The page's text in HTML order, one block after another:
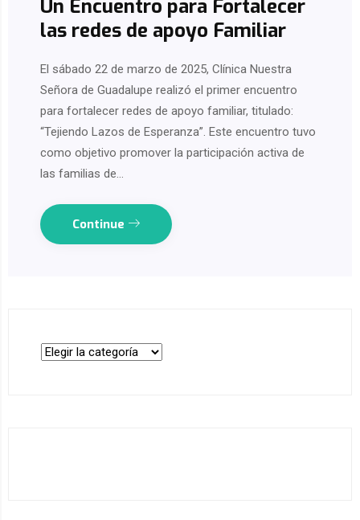
Un Encuentro para Fortalecer
las redes de apoyo Familiar
El sábado 22 de marzo de 2025, Clínica Nuestra
Señora de Guadalupe realizó el primer encuentro
para fortalecer redes de apoyo familiar, titulado:
“Tejiendo Lazos de Esperanza”. Este encuentro tuvo
como objetivo promover la participación activa de
las familias de…
Continue